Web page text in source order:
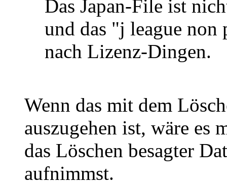
Das Japan-File ist
und das "j league
nach Lizenz-Dingen.
Wenn das mit dem
auszugehen ist, wäre es
das Löschen besagter
aufnimmst.